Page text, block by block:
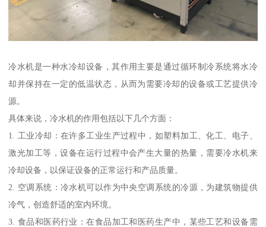
冷水机是一种水冷却设备，其作用主要是通过循环制冷系统将水冷
却并保持在一定的低温状态，从而为需要冷却的设备或工艺提供冷
源。
具体来说，冷水机的作用包括以下几个方面：
1. 工业冷却：在许多工业生产过程中，如塑料加工、化工、电子、
激光加工等，设备在运行过程中会产生大量的热量，需要冷水机来
冷却设备，以保证设备的正常运行和产品质量。
2. 空调系统：冷水机可以作为中央空调系统的冷源，为建筑物提供
冷气，创造舒适的室内环境。
3. 食品和医药行业：在食品加工和医药生产中，某些工艺和设备需